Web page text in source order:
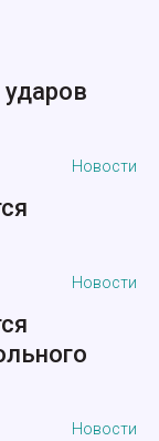
Новости
Новости
Новости